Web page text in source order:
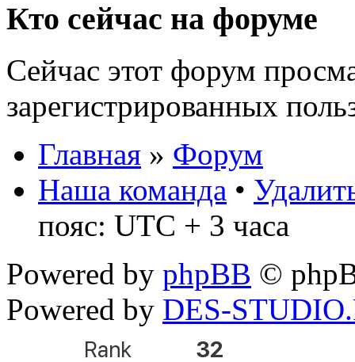
Кто сейчас на форуме
Сейчас этот форум
зарегистрированных
Главная » Форум
Наша команда •
пояс: UTC + 3 часа
Powered by phpBB ©
Powered by DES-